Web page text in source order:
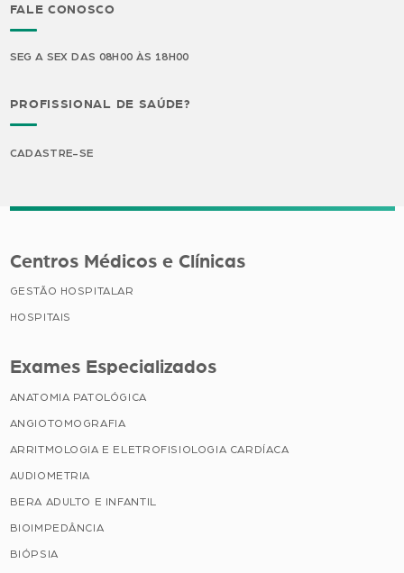
FALE CONOSCO
SEG A SEX DAS 08H00 ÀS 18H00
PROFISSIONAL DE SAÚDE?
CADASTRE-SE
Centros Médicos e Clínicas
GESTÃO HOSPITALAR
HOSPITAIS
Exames Especializados
ANATOMIA PATOLÓGICA
ANGIOTOMOGRAFIA
ARRITMOLOGIA E ELETROFISIOLOGIA CARDÍACA
AUDIOMETRIA
BERA ADULTO E INFANTIL
BIOIMPEDÂNCIA
BIÓPSIA